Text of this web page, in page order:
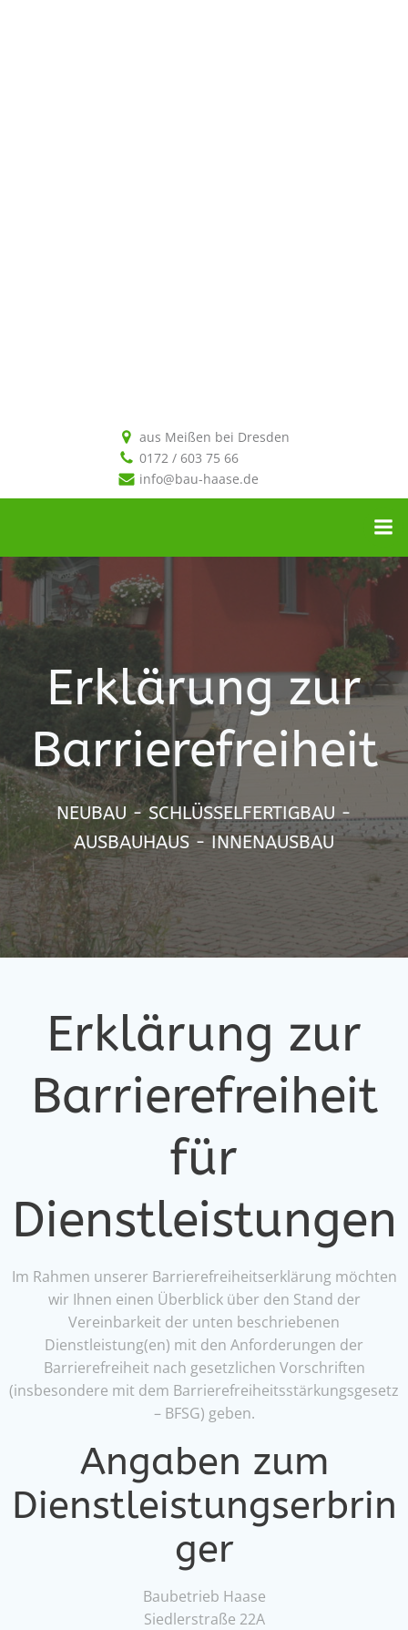
aus Meißen bei Dresden
0172 / 603 75 66
info@bau-haase.de
Erklärung zur
Barrierefreiheit
NEUBAU - SCHLÜSSELFERTIGBAU -
AUSBAUHAUS - INNENAUSBAU
Erklärung zur
Barrierefreiheit
für
Dienstleistungen
Im Rahmen unserer Barrierefreiheitserklärung möchten
wir Ihnen einen Überblick über den Stand der
Vereinbarkeit der unten beschriebenen
Dienstleistung(en) mit den Anforderungen der
Barrierefreiheit nach gesetzlichen Vorschriften
(insbesondere mit dem Barrierefreiheitsstärkungsgesetz
– BFSG) geben.
Angaben zum
Dienstleistungserbrin
ger
Baubetrieb Haase
Siedlerstraße 22A